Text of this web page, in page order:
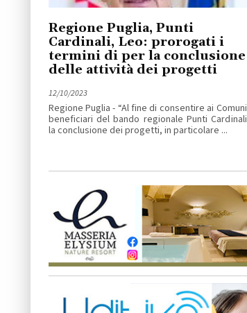
Regione Puglia, Punti
Cardinali, Leo: prorogati i
termini di per la conclusione
delle attività dei progetti
12/10/2023
Regione Puglia - “Al fine di consentire ai Comuni
beneficiari del bando regionale Punti Cardinali
la conclusione dei progetti, in particolare ...